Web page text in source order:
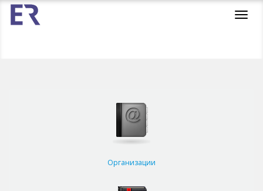
Организации